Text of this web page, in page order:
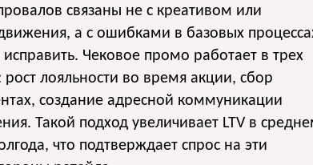
связаны не с креативом или
а с ошибками в базовых
исправить. Чековое промо работает в трех
рост лояльности во время акции, сбор
создание адресной коммуникации
Такой подход увеличивает LTV в
что подтверждает спрос на эти